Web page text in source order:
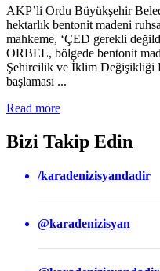
AKP’li Ordu Büyükşehir
hektarlık bentonit madeni
mahkeme, ‘ÇED gerekli
ORBEL, bölgede bentonit
Şehircilik ve İklim Değişikliği
başlaması ...
Read more
Bizi Takip Edin
/karadenizisyandadir
@karadenizisyan